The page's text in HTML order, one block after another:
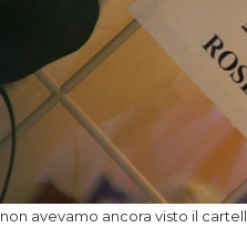
non avevamo ancora visto il